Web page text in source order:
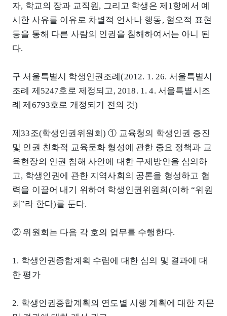
자, 학교의 장과 교직원, 그리고 학생은 제1항에서 예
시한 사유를 이유로 차별적 언사나 행동, 혐오적 표현
등을 통해 다른 사람의 인권을 침해하여서는 아니 된
다.
구 서울특별시 학생인권조례(2012. 1. 26. 서울특별시
조례 제5247호로 제정되고, 2018. 1. 4. 서울특별시조
례 제6793호로 개정되기 전의 것)
제33조(학생인권위원회) ① 교육청의 학생인권 증진
및 인권 친화적 교육문화 형성에 관한 중요 정책과 교
육현장의 인권 침해 사안에 대한 구제방안을 심의하
고, 학생인권에 관한 지역사회의 공론을 형성하고 협
력을 이끌어 내기 위하여 학생인권위원회(이하 “위원
회”라 한다)를 둔다.
② 위원회는 다음 각 호의 업무를 수행한다.
1. 학생인권종합계획 수립에 대한 심의 및 결과에 대
한 평가
2. 학생인권종합계획의 연도별 시행 계획에 대한 자문